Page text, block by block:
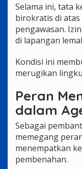
Selama ini, tata
birokratis di
pengawasan.
di lapangan
Kondisi ini
merugikan
Peran
dalam
Sebagai
memegang
menempatkan
pembenahan.